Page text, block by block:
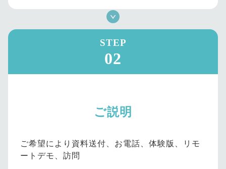
STEP
02
ご説明
ご希望により資料送付、お電話、体験版、リモ
ートデモ、訪問